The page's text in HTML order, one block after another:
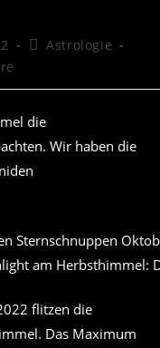
Beitrags-
Astrologie
die
Wir haben die
am Herbsthimmel:
flitzen die
Das Maximum